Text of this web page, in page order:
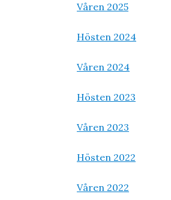
Våren 2025
Hösten 2024
Våren 2024
Hösten 2023
Våren 2023
Hösten 2022
Våren 2022